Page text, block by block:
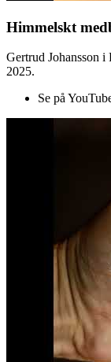
Himmelskt
Gertrud Johansson
2025.
Se på